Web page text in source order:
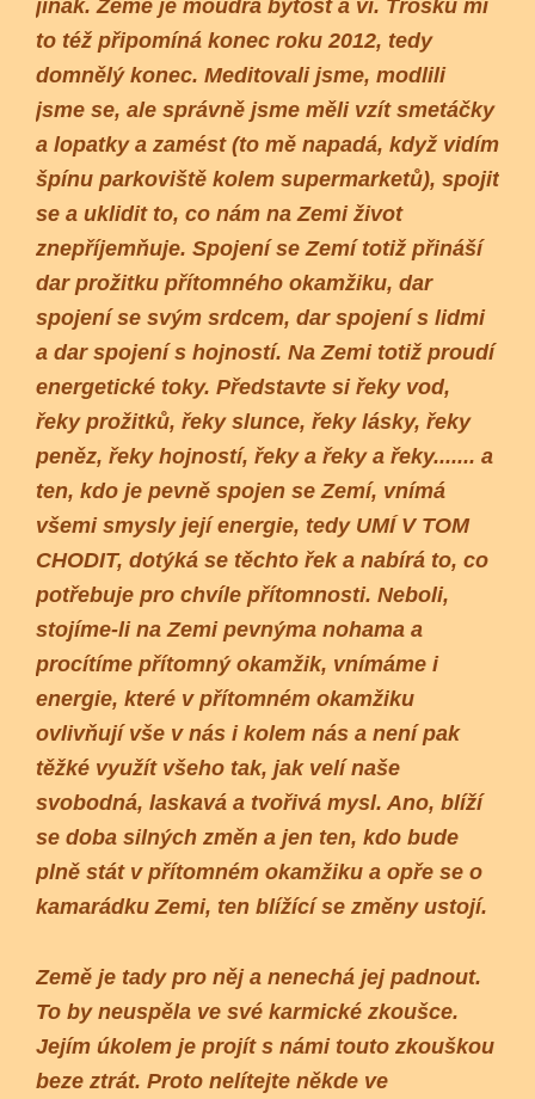
jinak. Země je moudrá bytost a ví. Trošku mi
to též připomíná konec roku 2012, tedy
domnělý konec. Meditovali jsme, modlili
jsme se, ale správně jsme měli vzít smetáčky
a lopatky a zamést (to mě napadá, když vidím
špínu parkoviště kolem supermarketů), spojit
se a uklidit to, co nám na Zemi život
znepříjemňuje. Spojení se Zemí totiž přináší
dar prožitku přítomného okamžiku, dar
spojení se svým srdcem, dar spojení s lidmi
a dar spojení s hojností. Na Zemi totiž proudí
energetické toky. Představte si řeky vod,
řeky prožitků, řeky slunce, řeky lásky, řeky
peněz, řeky hojností, řeky a řeky a řeky....... a
ten, kdo je pevně spojen se Zemí, vnímá
všemi smysly její energie, tedy UMÍ V TOM
CHODIT, dotýká se těchto řek a nabírá to, co
potřebuje pro chvíle přítomnosti. Neboli,
stojíme-li na Zemi pevnýma nohama a
procítíme přítomný okamžik, vnímáme i
energie, které v přítomném okamžiku
ovlivňují vše v nás i kolem nás a není pak
těžké využít všeho tak, jak velí naše
svobodná, laskavá a tvořivá mysl. Ano, blíží
se doba silných změn a jen ten, kdo bude
plně stát v přítomném okamžiku a opře se o
kamarádku Zemi, ten blížící se změny ustojí.
Země je tady pro něj a nenechá jej padnout.
To by neuspěla ve své karmické zkoušce.
Jejím úkolem je projít s námi touto zkouškou
beze ztrát. Proto nelítejte někde ve